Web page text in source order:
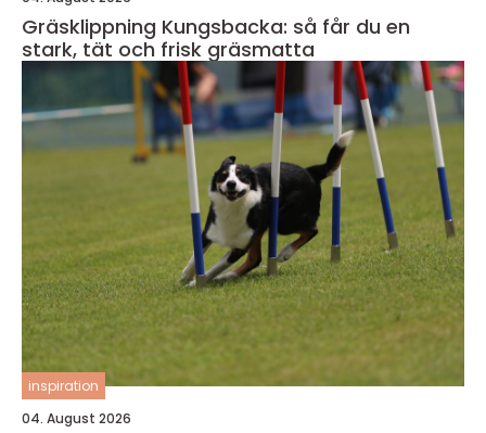
Gräsklippning Kungsbacka: så får du en
stark, tät och frisk gräsmatta
inspiration
04. August 2026